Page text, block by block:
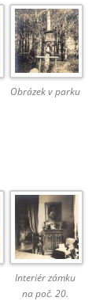
Obrázek v parku
Interiér zámku
na poč. 20.